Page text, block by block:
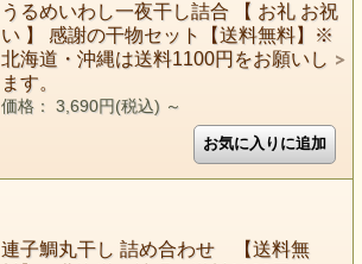
うるめいわし一夜干し詰合 【 お礼 お祝
い 】 感謝の干物セット【送料無料】※
北海道・沖縄は送料1100円をお願いし
ます。
価格： 3,690円(税込) ～
連子鯛丸干し 詰め合わせ 【送料無